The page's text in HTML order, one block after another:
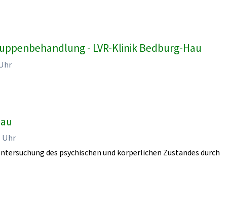
- LVR-Klinik Bedburg-Hau
Uhr
des psychischen und körperlichen Zustandes durch